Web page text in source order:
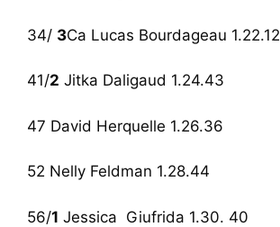
34/ 3Ca Lucas Bourdageau 1.22.12
41/2 Jitka Daligaud 1.24.43
47 David Herquelle 1.26.36
52 Nelly Feldman 1.28.44
56/1 Jessica Giufrida 1.30. 40